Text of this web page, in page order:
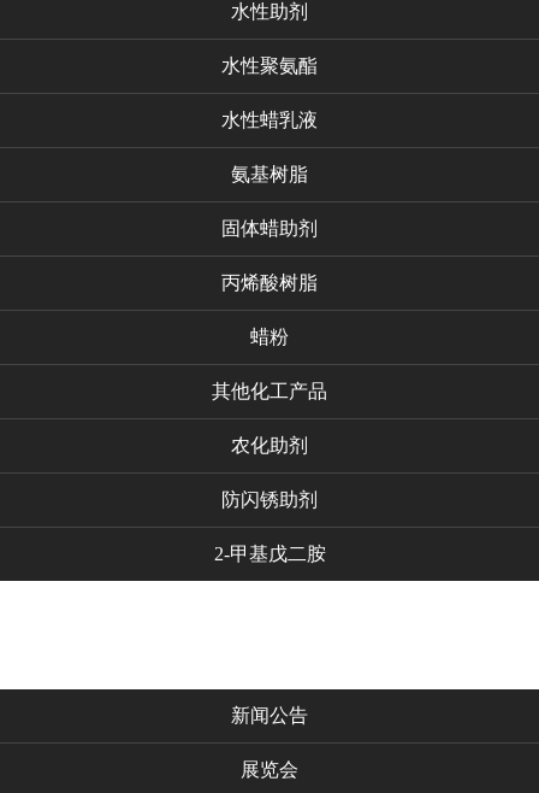
水性助剂
水性聚氨酯
水性蜡乳液
氨基树脂
固体蜡助剂
丙烯酸树脂
蜡粉
其他化工产品
农化助剂
防闪锈助剂
2-甲基戊二胺
新闻公告
展览会